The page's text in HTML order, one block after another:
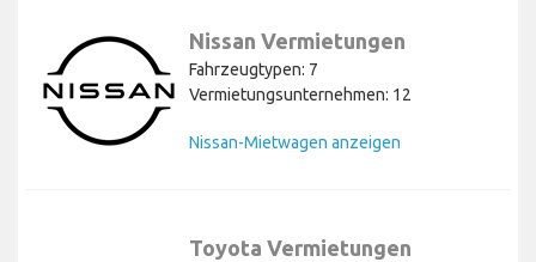
Nissan Vermietungen
Fahrzeugtypen: 7
Vermietungsunternehmen: 12
Nissan-Mietwagen anzeigen
Toyota Vermietungen